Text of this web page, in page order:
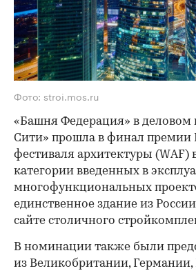
Фото: stroi.mos.ru
«Башня Федерация» в деловом
Сити» прошла в финал премии
фестиваля архитектуры (WAF)
категории введенных в
многофункциональных
единственное здание из
сайте столичного
В номинации также были
из Великобритании,